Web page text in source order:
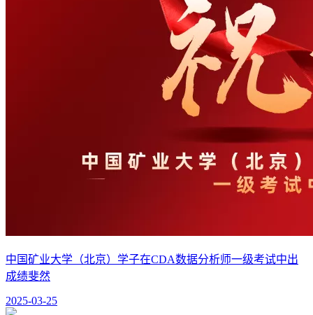
中国矿业大学（北京）学子在CDA数据分析师一级考试中出
成绩斐然
2025-03-25